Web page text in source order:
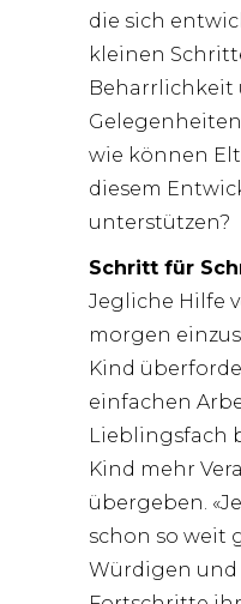
die sich
kleinen
Beharrlichkeit
wie können
diesem
unterstützen?
Schritt für
Jegliche Hilfe
morgen
Kind
einfachen
Lieblingsfach
Kind mehr
übergeben.
schon so weit
Würdigen und